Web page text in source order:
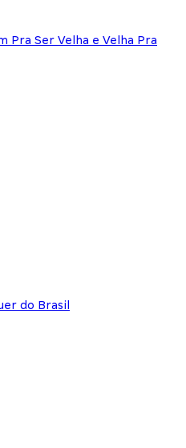
Pra Ser Velha e Velha Pra
do Brasil